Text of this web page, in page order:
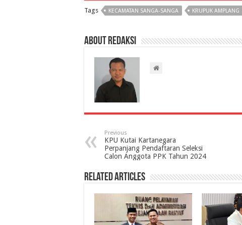
Tags KECAMATAN SANGA-SANGA KRUPUK AMPLANG
About Redaksi
Previous
KPU Kutai Kartanegara
Perpanjang Pendaftaran Seleksi
Calon Anggota PPK Tahun 2024
Related Articles